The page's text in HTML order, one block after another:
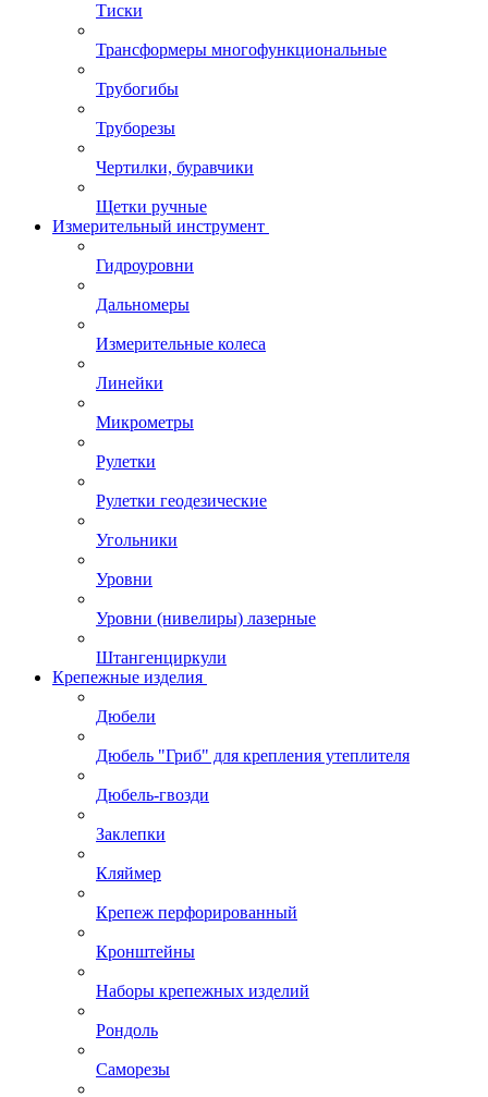
Тиски
Трансформеры многофункциональные
Трубогибы
Труборезы
Чертилки, буравчики
Щетки ручные
Измерительный инструмент
Гидроуровни
Дальномеры
Измерительные колеса
Линейки
Микрометры
Рулетки
Рулетки геодезические
Угольники
Уровни
Уровни (нивелиры) лазерные
Штангенциркули
Крепежные изделия
Дюбели
Дюбель "Гриб" для крепления утеплителя
Дюбель-гвозди
Заклепки
Кляймер
Крепеж перфорированный
Кронштейны
Наборы крепежных изделий
Рондоль
Саморезы